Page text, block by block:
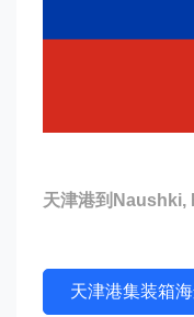
天津港到Naushki,
天津港集装箱